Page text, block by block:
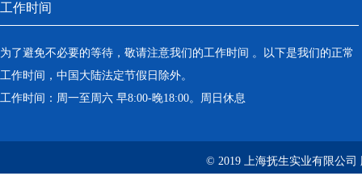
工作时间
为了避免不必要的等待，敬请注意我们的工作时间 。以下是我们的正常
工作时间，中国大陆法定节假日除外。
工作时间：周一至周六 早8:00-晚18:00。周日休息
© 2019 上海抚生实业有限公司